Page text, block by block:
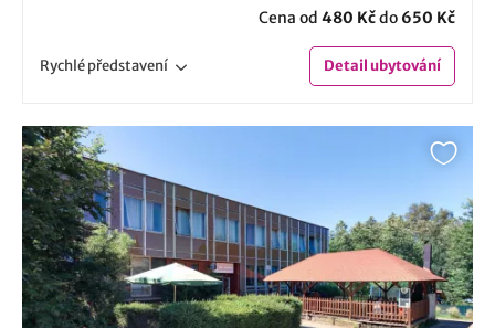
Cena od 480 Kčdo 650 Kč
Rychlépředstavení Detailubytování